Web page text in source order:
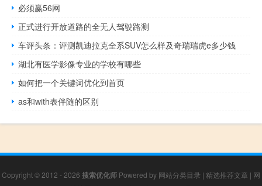
必须赢56网
正式进行开放道路的全无人驾驶路测
车评头条：评测凯迪拉克全系SUV怎么样及奇瑞瑞虎e多少钱
湖北有医学影像专业的学校有哪些
如何把一个关键词优化到首页
as和with表伴随的区别
Copyright © 2012 - 2026 搜索优化师 Powered by 网站分类目录 | 精选推荐文章 | 网